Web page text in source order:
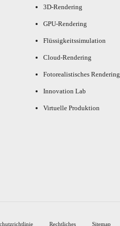
3D-Rendering
GPU-Rendering
Flüssigkeitssimulation
Cloud-Rendering
Fotorealistisches Rendering
Innovation Lab
Virtuelle Produktion
Rechtliches Sitemap